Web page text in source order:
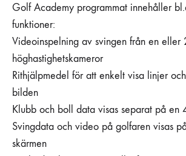
Golf Academy programmat innehåller
funktioner:
Videoinspelning av svingen från en eller
höghastighetskameror
Rithjälpmedel för att enkelt visa linjer
bilden
Klubb och boll data visas separat på en
Svingdata och video på golfaren visas
skärmen